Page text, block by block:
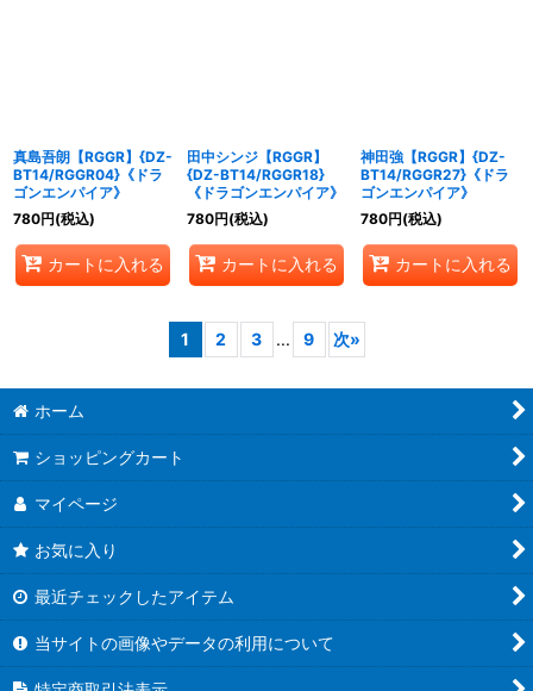
真島吾朗【RGGR】{DZ-
BT14/RGGR04}《ドラ
ゴンエンパイア》
780円(税込)
カートに入れる
田中シンジ【RGGR】
{DZ-BT14/RGGR18}
《ドラゴンエンパイア》
780円(税込)
カートに入れる
神田強【RGGR】{DZ-
BT14/RGGR27}《ドラ
ゴンエンパイア》
780円(税込)
カートに入れる
1 2 3 ... 9 次»
ホーム
ショッピングカート
マイページ
お気に入り
最近チェックしたアイテム
当サイトの画像やデータの利用について